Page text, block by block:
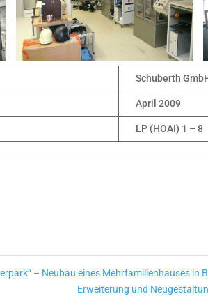
Schuberth
April 2009
LP (HOAI) 1 – 8
– Neubau eines Mehrfamilienhauses in
Erweiterung und